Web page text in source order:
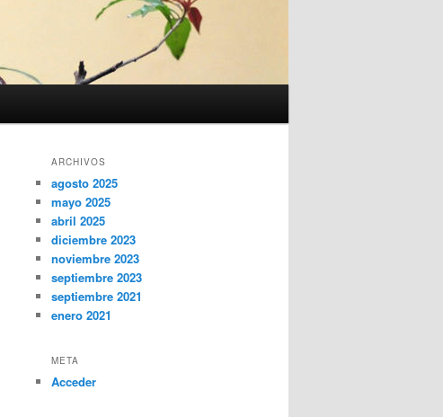
ARCHIVOS
agosto 2025
mayo 2025
abril 2025
diciembre 2023
noviembre 2023
septiembre 2023
septiembre 2021
enero 2021
META
Acceder